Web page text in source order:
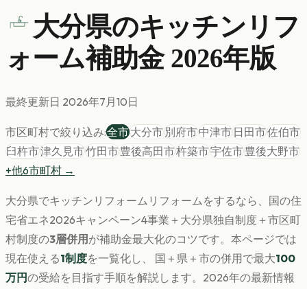
大分県のキッチンリフ
ォーム補助金 2026年版
最終更新日 2026年7月10日
市区町村で絞り込み:全市大分市別府市中津市日田市佐伯市
臼杵市津久見市竹田市豊後高田市杵築市宇佐市豊後大野市
+他6市町村 →
大分県でキッチンリフォーム リフォームをするなら、国の住
宅省エネ2026キャンペーン4事業＋ 大分県独自制度＋市区町
村制度の3層併用 が補助金最大化のコツです。 本ページでは
現在使える1制度を一覧化し、 国＋県＋市の併用で最大100
万円の受給を目指す手順を解説します。 2026年の最新情報